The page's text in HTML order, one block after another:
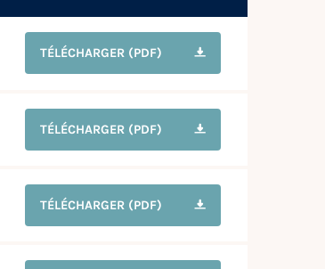
TÉLÉCHARGER (PDF)
TÉLÉCHARGER (PDF)
TÉLÉCHARGER (PDF)